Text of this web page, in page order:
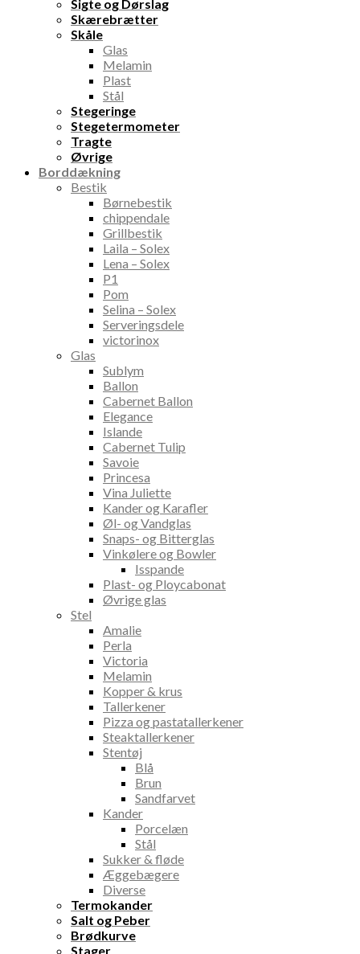
Sigte og Dørslag
Skærebrætter
Skåle
Glas
Melamin
Plast
Stål
Stegeringe
Stegetermometer
Tragte
Øvrige
Borddækning
Bestik
Børnebestik
chippendale
Grillbestik
Laila – Solex
Lena – Solex
P1
Pom
Selina – Solex
Serveringsdele
victorinox
Glas
Sublym
Ballon
Cabernet Ballon
Elegance
Islande
Cabernet Tulip
Savoie
Princesa
Vina Juliette
Kander og Karafler
Øl- og Vandglas
Snaps- og Bitterglas
Vinkølere og Bowler
Isspande
Plast- og Ploycabonat
Øvrige glas
Stel
Amalie
Perla
Victoria
Melamin
Kopper & krus
Tallerkener
Pizza og pastatallerkener
Steaktallerkener
Stentøj
Blå
Brun
Sandfarvet
Kander
Porcelæn
Stål
Sukker & fløde
Æggebægere
Diverse
Termokander
Salt og Peber
Brødkurve
Stager